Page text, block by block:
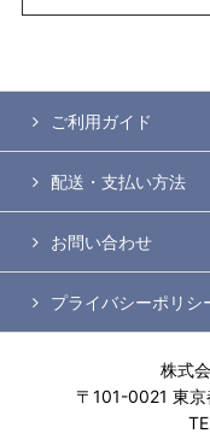
ご利用ガイド
配送・支払い方法
お問い合わせ
プライバシーポリシ
株式
〒101-0021 東